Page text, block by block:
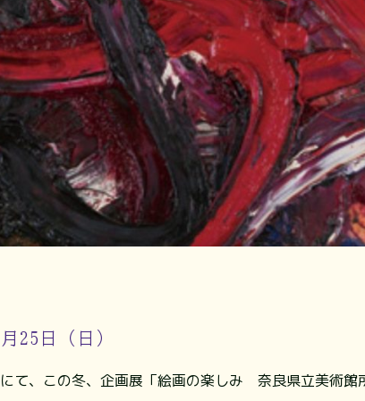
25日（日）
て、この冬、企画展「絵画の楽しみ 奈良県立美術館